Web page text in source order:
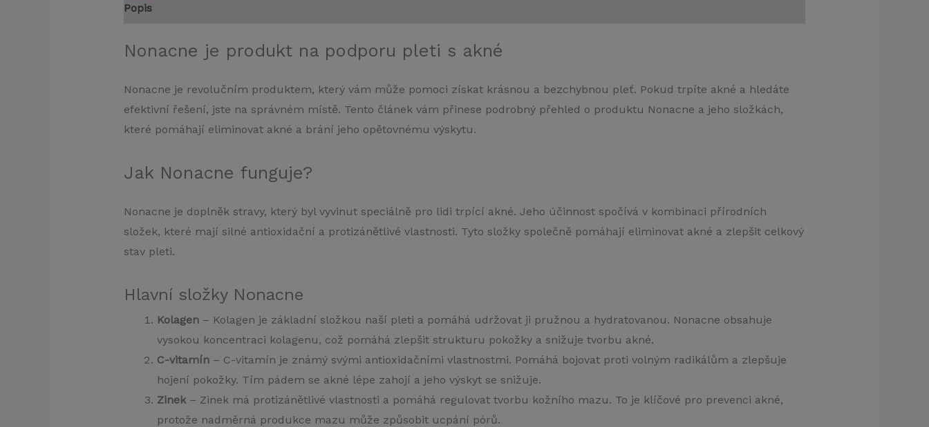
Popis
Nonacne je produkt na podporu pleti s akné
Nonacne je revolučním produktem, který vám může pomoci získat krásnou a bezchybnou pleť. Pokud trpíte akné a hledáte
efektivní řešení, jste na správném místě. Tento článek vám přinese podrobný přehled o produktu Nonacne a jeho složkách,
které pomáhají eliminovat akné a brání jeho opětovnému výskytu.
Jak Nonacne funguje?
Nonacne je doplněk stravy, který byl vyvinut speciálně pro lidi trpící akné. Jeho účinnost spočívá v kombinaci přírodních
složek, které mají silné antioxidační a protizánětlivé vlastnosti. Tyto složky společně pomáhají eliminovat akné a zlepšit celkový
stav pleti.
Hlavní složky Nonacne
Kolagen– Kolagen je základní složkou naší pleti a pomáhá udržovat ji pružnou a hydratovanou. Nonacne obsahuje
vysokou koncentraci kolagenu, což pomáhá zlepšit strukturu pokožky a snižuje tvorbu akné.
C-vitamín– C-vitamín je známý svými antioxidačními vlastnostmi. Pomáhá bojovat proti volným radikálům a zlepšuje
hojení pokožky. Tím pádem se akné lépe zahojí a jeho výskyt se snižuje.
Zinek– Zinek má protizánětlivé vlastnosti a pomáhá regulovat tvorbu kožního mazu. To je klíčové pro prevenci akné,
protože nadměrná produkce mazu může způsobit ucpání pórů.